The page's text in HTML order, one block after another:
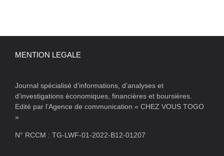
MENTION LEGALE
Journal spécialisé d’informations, d’analyses et
d’investigations économiques, financières et boursières.
Edité par l’Agence de communication « CHEZ VOUS TOGO
»
N° RCCM : TG-LWF-01-2022-B12-01207